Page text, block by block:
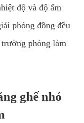
độ và độ ẩm
phóng đồng đều
phòng làm
ghế nhỏ